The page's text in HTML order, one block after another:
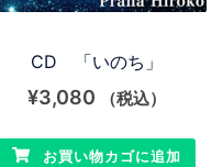
CD 「いのち」
¥3,080 （税込）
お買い物カゴに追加